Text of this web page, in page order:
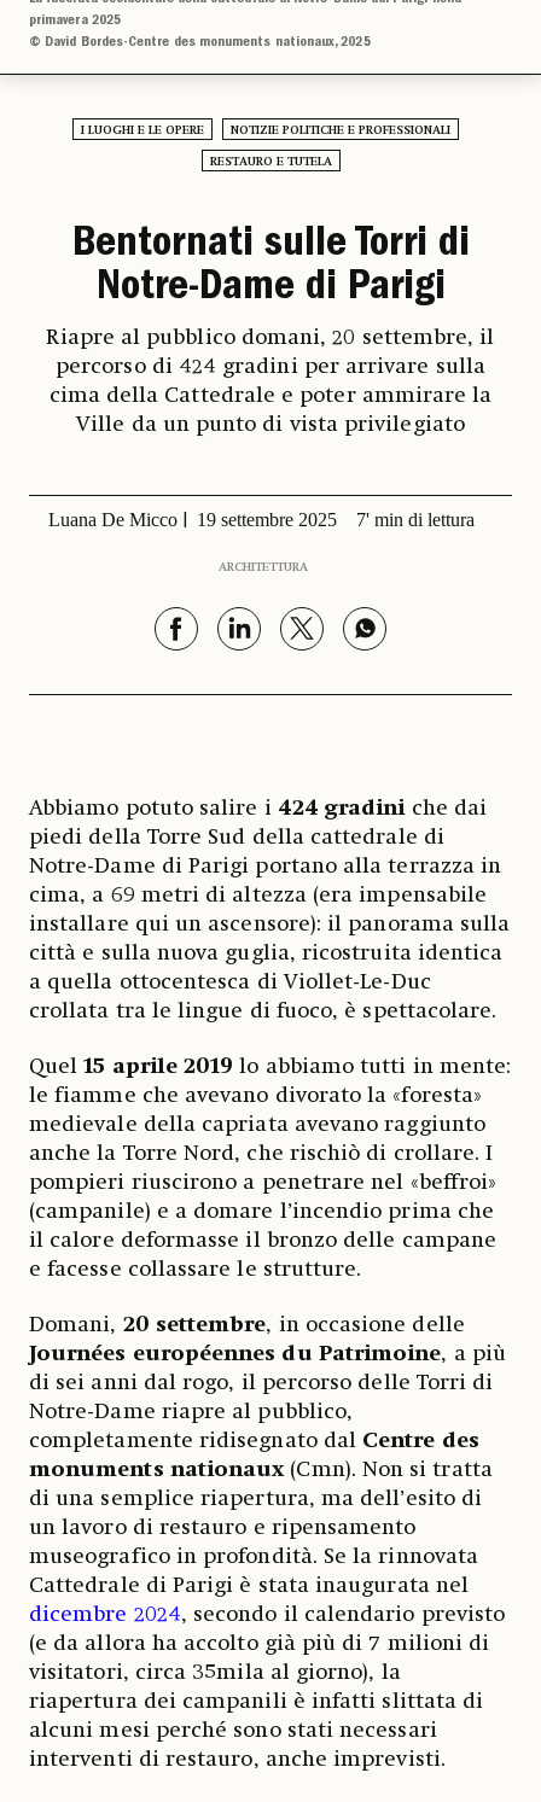
primavera 2025
© David Bordes-Centre des monuments nationaux, 2025
I LUOGHI E LE OPERE NOTIZIE POLITICHE E PROFESSIONALI
RESTAURO E TUTELA
Bentornati sulle Torri di
Notre-Dame di Parigi
Riapre al pubblico domani, 20 settembre, il
percorso di 424 gradini per arrivare sulla
cima della Cattedrale e poter ammirare la
Ville da un punto di vista privilegiato
Luana De Micco 19 settembre 2025 7' min di lettura
ARCHITETTURA
Abbiamo potuto salire i 424 gradiniche dai
piedi della Torre Sud della cattedrale di
Notre-Dame di Parigi portano alla terrazza in
cima, a 69 metri di altezza (era impensabile
installare qui un ascensore): il panorama sulla
città e sulla nuova guglia, ricostruita identica
a quella ottocentesca di Viollet-Le-Duc
crollata tra le lingue di fuoco, è spettacolare.
Quel15 aprile 2019 lo abbiamo tutti in mente:
le fiamme che avevano divorato la «foresta»
medievale della capriata avevano raggiunto
anche la Torre Nord, che rischiò di crollare. I
pompieri riuscirono a penetrare nel «beffroi»
(campanile) e a domare l’incendio prima che
il calore deformasse il bronzo delle campane
e facesse collassare le strutture.
Domani, 20 settembre, in occasione delle
Journées européennes du Patrimoine, a più
di sei anni dal rogo, il percorso delle Torri di
Notre-Dame riapre al pubblico,
completamente ridisegnato dal Centre des
monuments nationaux(Cmn). Non si tratta
di una semplice riapertura, ma dell’esito di
un lavoro di restauro e ripensamento
museografico in profondità. Se la rinnovata
Cattedrale di Parigi è stata inaugurata nel
dicembre 2024, secondo il calendario previsto
(e da allora ha accolto già più di 7 milioni di
visitatori, circa 35mila al giorno), la
riapertura dei campanili è infatti slittata di
alcuni mesi perché sono stati necessari
interventi di restauro, anche imprevisti.